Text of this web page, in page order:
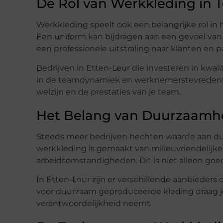
De Rol van Werkkleding in
Werkkleding speelt ook een belangrijke rol
Een uniform kan bijdragen aan een gevoel
een professionele uitstraling naar klanten en
Bedrijven in Etten-Leur die investeren in
in de teamdynamiek en
welzijn en de prestaties van je team.
Het Belang van
Steeds meer bedrijven hechten waarde aan
werkkleding is gemaakt van
arbeidsomstandigheden. Dit is niet alleen
In Etten-Leur zijn er verschillende
voor duurzaam geproduceerde kleding draag
verantwoordelijkheid neemt.